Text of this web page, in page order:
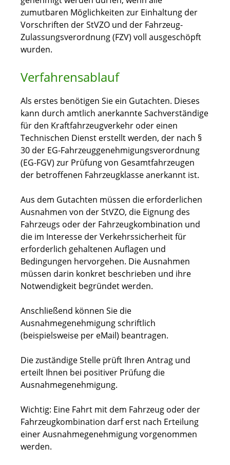
zumutbaren Möglichkeiten zur Einhaltung der
Vorschriften der StVZO und der Fahrzeug-
Zulassungsverordnung (FZV) voll ausgeschöpft
wurden.
Verfahrensablauf
Als erstes benötigen Sie ein Gutachten. Dieses
kann durch amtlich anerkannte Sachverständige
für den Kraftfahrzeugverkehr oder einen
Technischen Dienst erstellt werden, der nach §
30 der EG-Fahrzeuggenehmigungsverordnung
(EG-FGV) zur Prüfung von Gesamtfahrzeugen
der betroffenen Fahrzeugklasse anerkannt ist.
Aus dem Gutachten müssen die erforderlichen
Ausnahmen von der StVZO, die Eignung des
Fahrzeugs oder der Fahrzeugkombination und
die im Interesse der Verkehrssicherheit für
erforderlich gehaltenen Auflagen und
Bedingungen hervorgehen. Die Ausnahmen
müssen darin konkret beschrieben und ihre
Notwendigkeit begründet werden.
Anschließend können Sie die
Ausnahmegenehmigung schriftlich
(beispielsweise per eMail) beantragen.
Die zuständige Stelle prüft Ihren Antrag und
erteilt Ihnen bei positiver Prüfung die
Ausnahmegenehmigung.
Wichtig: Eine Fahrt mit dem Fahrzeug oder der
Fahrzeugkombination darf erst nach Erteilung
einer Ausnahmegenehmigung vorgenommen
werden.